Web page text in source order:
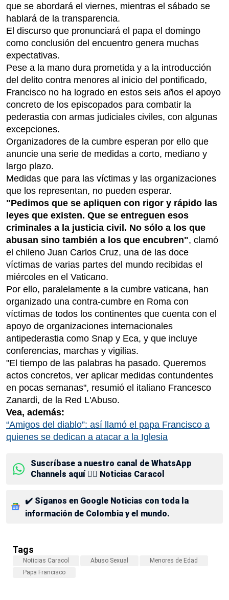
que se abordará el viernes, mientras el sábado se
hablará de la transparencia.
El discurso que pronunciará el papa el domingo
como conclusión del encuentro genera muchas
expectativas.
Pese a la mano dura prometida y a la introducción
del delito contra menores al inicio del pontificado,
Francisco no ha logrado en estos seis años el apoyo
concreto de los episcopados para combatir la
pederastia con armas judiciales civiles, con algunas
excepciones.
Organizadores de la cumbre esperan por ello que
anuncie una serie de medidas a corto, mediano y
largo plazo.
Medidas que para las víctimas y las organizaciones
que los representan, no pueden esperar.
"Pedimos que se apliquen con rigor y rápido las
leyes que existen. Que se entreguen esos
criminales a la justicia civil. No sólo a los que
abusan sino también a los que encubren", clamó
el chileno Juan Carlos Cruz, una de las doce
víctimas de varias partes del mundo recibidas el
miércoles en el Vaticano.
Por ello, paralelamente a la cumbre vaticana, han
organizado una contra-cumbre en Roma con
víctimas de todos los continentes que cuenta con el
apoyo de organizaciones internacionales
antipederastia como Snap y Eca, y que incluye
conferencias, marchas y vigilias.
"El tiempo de las palabras ha pasado. Queremos
actos concretos, ver aplicar medidas contundentes
en pocas semanas", resumió el italiano Francesco
Zanardi, de la Red L'Abuso.
Vea, además:
“Amigos del diablo”: así llamó el papa Francisco a
quienes se dedican a atacar a la Iglesia
Suscríbase a nuestro canal de WhatsApp
Channels aquí 👉🏻 Noticias Caracol
✔️ Síganos en Google Noticias con toda la
información de Colombia y el mundo.
Tags
Noticias Caracol Abuso Sexual
Menores de Edad
Papa Francisco